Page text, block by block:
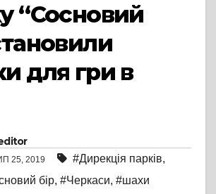
“Сосновий
для гри в
25, 2019 #Дирекція парків,
бір, #Черкаси, #шахи